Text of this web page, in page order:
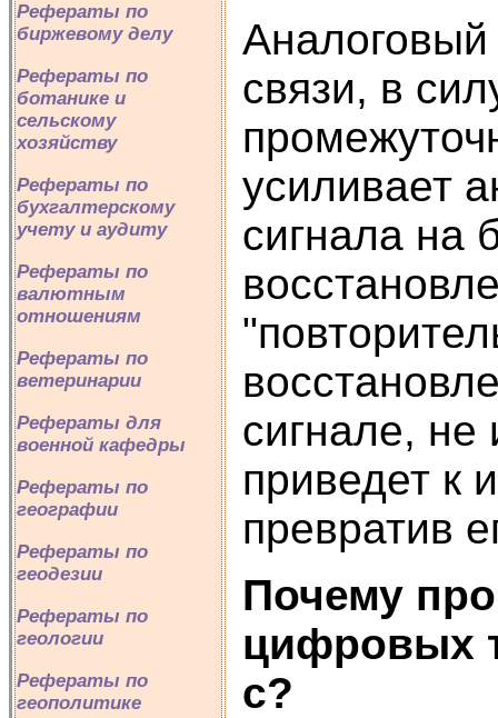
Рефераты по
биржевому делу
Рефераты по
ботанике и
сельскому
хозяйству
Рефераты по
бухгалтерскому
учету и аудиту
Рефераты по
валютным
отношениям
Рефераты по
ветеринарии
Рефераты для
военной кафедры
Рефераты по
географии
Рефераты по
геодезии
Рефераты по
геологии
Рефераты по
геополитике
связи, в
усиливает
сигнала на
сигнале,
приведет к
превратив
Почему
цифровых
с?